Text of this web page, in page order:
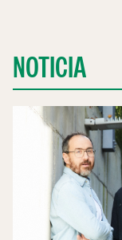
NOTICIA